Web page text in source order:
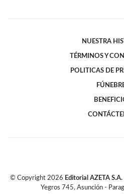
NUESTRA
TÉRMINOS Y
POLITICAS DE
© Copyright 2026 Editorial AZETA S.A.
Yegros 745, Asunción -